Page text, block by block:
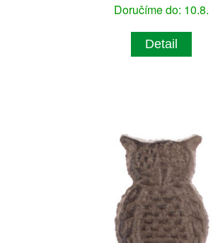
Doručíme do: 10.8.
Detail